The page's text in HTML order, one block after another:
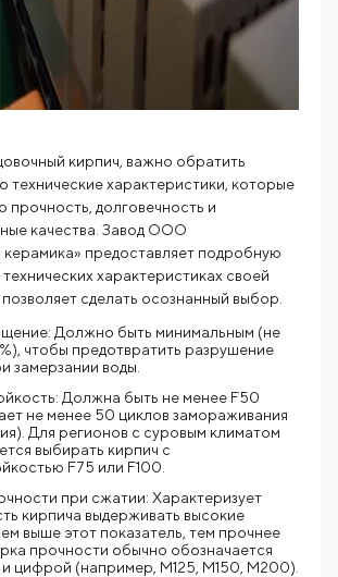
кирпич, важно обратить
технические характеристики, которые
прочность, долговечность и
качества. Завод ООО
керамика» предоставляет подробную
характеристиках своей
сделать осознанный выбор.
Должно быть минимальным (не
чтобы предотвратить разрушение
замерзании воды.
Должна быть не менее F50
не менее 50 циклов замораживания
Для регионов с суровым климатом
выбирать кирпич с
F75 или F100.
при сжатии: Характеризует
кирпича выдерживать высокие
выше этот показатель, тем прочнее
прочности обычно обозначается
и цифрой (например, М125, М150, М200).